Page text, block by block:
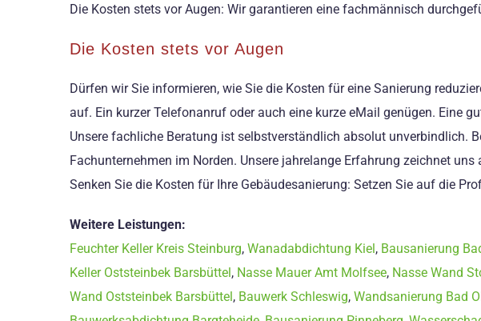
Die Kosten stets vor Augen: Wir garantieren eine fachmännisch
Die Kosten stets vor Augen
Dürfen wir Sie informieren, wie Sie die Kosten für eine Sanierung
auf. Ein kurzer Telefonanruf oder auch eine kurze eMail genügen. Eine
Unsere fachliche Beratung ist selbstverständlich absolut unverbindlich.
Fachunternehmen im Norden. Unsere jahrelange Erfahrung zeichnet uns
Senken Sie die Kosten für Ihre Gebäudesanierung: Setzen Sie auf die
Weitere Leistungen:
Feuchter Keller Kreis Steinburg, Wanadabdichtung Kiel, Bausanierung
Keller Oststeinbek Barsbüttel, Nasse Mauer Amt Molfsee, Nasse Wand
Wand Oststeinbek Barsbüttel, Bauwerk Schleswig, Wandsanierung Bad